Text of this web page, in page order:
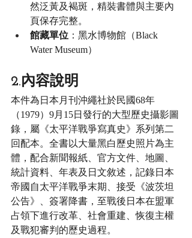
然泛黃及褐斑，精裝書體與主要內
頁保存完整。
館藏單位 ：黑水博物館（Black
Water Museum）
2.內容說明
本件為日本月刊沖繩社於民國68年
（1979）9月15日發行的大型歷史攝影圖
錄，屬《太平洋戰爭寫真史》系列第二
回配本。全書以大量黑白歷史照片為主
體，配合新聞報紙、官方文件、地圖、
統計資料、年表及日文敘述，記錄日本
帝國自太平洋戰爭末期、接受《波茨坦
公告》、簽署降書，至戰後日本在盟軍
占領下進行改革、社會重建、恢復主權
及戰犯審判的歷史過程。